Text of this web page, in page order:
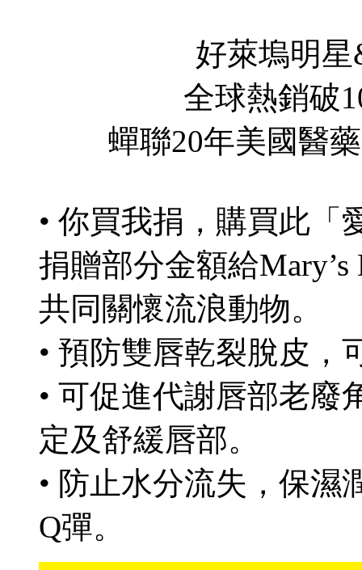
好萊塢明
全球熱銷破
蟬聯20年美國醫
• 你買我捐，購買此「
捐贈部分金額給
共同關懷流浪動物。
• 預防雙唇乾裂脫皮，
• 可促進代謝唇部老廢
定及舒緩唇部。
• 防止水分流失，保濕
Q彈。